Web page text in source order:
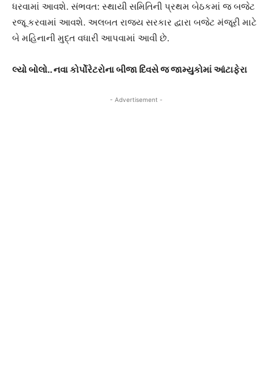
ધરવામાં આવશે. સંભવત: સ્થાયી સમિતિની પ્રથમ બેઠકમાં જ બજેટ
રજૂ કરવામાં આવશે. અલબત રાજ્ય સરકાર દ્વારા બજેટ મંજૂરી માટે
બે મહિનાની મુદ્ત વધારી આપવામાં આવી છે.
લ્યો બોલો.. નવા કોર્પોરેટરોના બીજા દિવસે જ જામ્યુકોમાં આંટાફેરા
- Advertisement -